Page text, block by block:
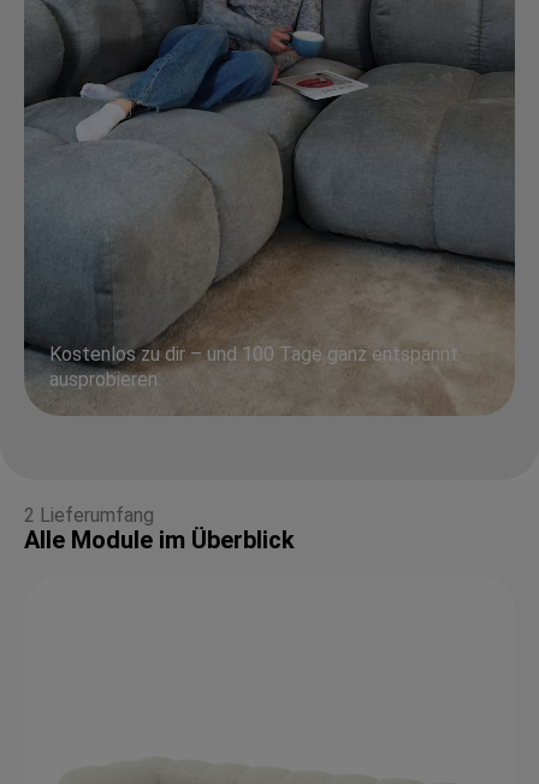
Kostenlos zu dir – und 100 Tage ganz entspannt
ausprobieren.
2 Lieferumfang
Alle Module im Überblick